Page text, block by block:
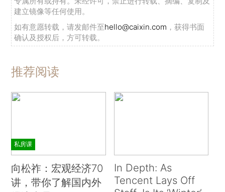
建立镜像等任何使用。
如有意愿转载，请发邮件至hello@caixin.com ，获得书面
确认及授权后，方可转载。
推荐阅读
私房课
向松祚：宏观经济70
讲，带你了解国内外
In Depth: As
Tencent Lays Off